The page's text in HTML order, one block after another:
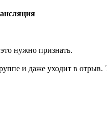
нужно признать.
и даже уходит в отрыв.